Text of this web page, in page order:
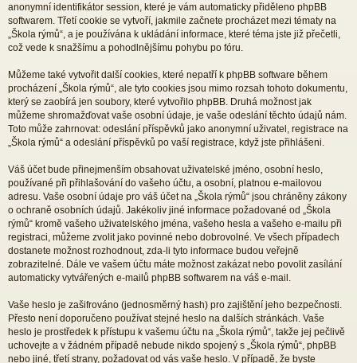
anonymní identifikátor session, které je vám automaticky přiděleno phpBB
softwarem. Třetí cookie se vytvoří, jakmile začnete procházet mezi tématy na
„Škola rýmů“, a je používána k ukládání informace, které téma jste již přečetli,
což vede k snažšímu a pohodlnějšímu pohybu po fóru.
Můžeme také vytvořit další cookies, které nepatří k phpBB software během
procházení „Škola rýmů“, ale tyto cookies jsou mimo rozsah tohoto dokumentu,
který se zaobírá jen soubory, které vytvořilo phpBB. Druhá možnost jak
můžeme shromažďovat vaše osobní údaje, je vaše odeslání těchto údajů nám.
Toto může zahrnovat: odeslání příspěvků jako anonymní uživatel, registrace na
„Škola rýmů“ a odeslání příspěvků po vaší registrace, když jste přihlášeni.
Váš účet bude přinejmenším obsahovat uživatelské jméno, osobní heslo,
používané při přihlašování do vašeho účtu, a osobní, platnou e-mailovou
adresu. Vaše osobní údaje pro váš účet na „Škola rýmů“ jsou chráněny zákony
o ochraně osobních údajů. Jakékoliv jiné informace požadované od „Škola
rýmů“ kromě vašeho uživatelského jména, vašeho hesla a vašeho e-mailu při
registraci, můžeme zvolit jako povinné nebo dobrovolné. Ve všech případech
dostanete možnost rozhodnout, zda-li tyto informace budou veřejně
zobrazitelné. Dále ve vašem účtu máte možnost zakázat nebo povolit zasílání
automaticky vytvářených e-mailů phpBB softwarem na váš e-mail.
Vaše heslo je zašifrováno (jednosměrný hash) pro zajištění jeho bezpečnosti.
Přesto není doporučeno používat stejné heslo na dalších stránkách. Vaše
heslo je prostředek k přístupu k vašemu účtu na „Škola rýmů“, takže jej pečlivě
uchovejte a v žádném případě nebude nikdo spojený s „Škola rýmů“, phpBB
nebo jiné, třetí strany, požadovat od vás vaše heslo. V případě, že byste